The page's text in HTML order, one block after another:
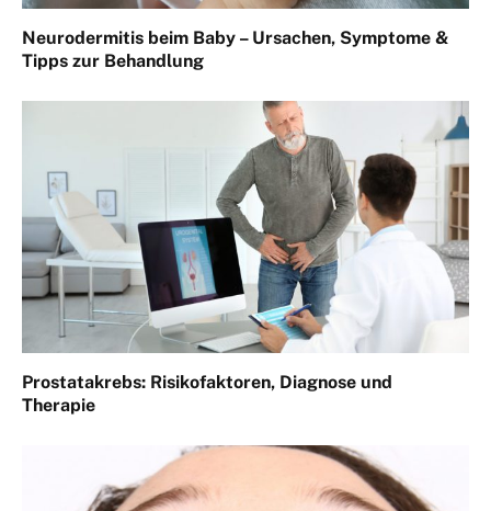
Neurodermitis beim Baby – Ursachen, Symptome &
Tipps zur Behandlung
Prostatakrebs: Risikofaktoren, Diagnose und
Therapie